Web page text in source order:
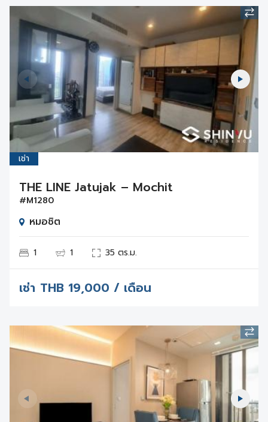
เช่า
THE LINE Jatujak – Mochit
#M1280
หมอชิต
1 1 35 ตร.ม.
เช่า THB 19,000 / เดือน